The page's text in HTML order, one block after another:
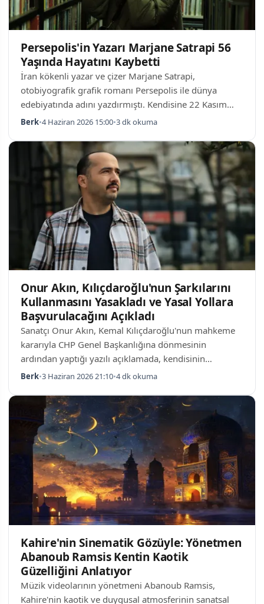
Persepolis'in Yazarı Marjane Satrapi 56
Yaşında Hayatını Kaybetti
İran kökenli yazar ve çizer Marjane Satrapi,
otobiyografik grafik romanı Persepolis ile dünya
edebiyatında adını yazdırmıştı. Kendisine 22 Kasım
1969'de İran'da doğan Satrapi, 56 yaşında Paris'te
olup, yakın dönemde yaşadığı kişisel trajedinin bu
kaybı tetiklediği belirtilmiştir. Persepolis ve
Uluslararası Tanınırlığı Satrapi'nin en meşhur eseri
olan Persepolis, İran İslam Devriminin gölgesinde
geçen çocukluğu ve gençliğini anlatır. Çizgi ro…
Berk•4 Haziran 2026 15:00•3 dk okuma
Onur Akın, Kılıçdaroğlu'nun Şarkılarını
Kullanmasını Yasakladı ve Yasal Yollara
Başvurulacağını Açıkladı
Sanatçı Onur Akın, Kemal Kılıçdaroğlu'nun mahkeme
kararıyla CHP Genel Başkanlığına dönmesinin
ardından yaptığı yazılı açıklamada, kendisinin
bestelediği şarkıların Kılıçdaroğlu ve yönetimi
platformlardan kaldırılmasını talep ettiğini açıkladı.
Akın, şarkılarının kullanımına devam edilmesi halinde
yasal yollara başvuracağını net bir şekilde ifade etti.
Bestelenen Şarkılardan Pişmanlığa Değin Onur Akın,
uzun bir yazılı açıklamada 2009 yılında Kılıç…
Berk•3 Haziran 2026 21:10•4 dk okuma
Kahire'nin Sinematik Gözüyle: Yönetmen
Abanoub Ramsis Kentin Kaotik
Güzelliğini Anlatıyor
Müzik videolarının yönetmeni Abanoub Ramsis,
Kahire'nin kaotik ve duygusal atmosferinin sanatsal